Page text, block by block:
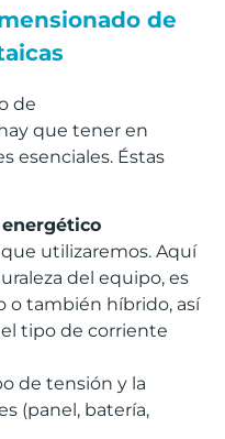
de
de
que tener en
esenciales. Éstas
utilizaremos. Aquí
del equipo, es
o también híbrido, así
tipo de corriente
de tensión y la
(panel, batería,